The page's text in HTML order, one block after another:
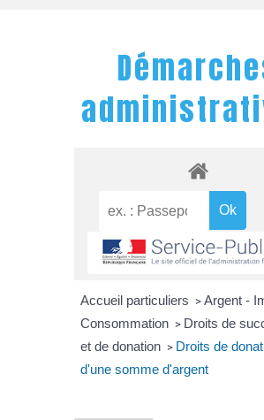
Accueil particuliers > Argent -
Consommation > Droits de
et de donation > Droits de
d'une somme d'argent